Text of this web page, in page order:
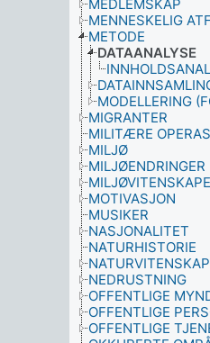
MEDLEMSKAP
MENNESKELIG
METODE
DATAANALYSE
MODELLERING
MIGRANTER
MILITÆRE
MILJØ
MILJØENDRINGER
MOTIVASJON
MUSIKER
NASJONALITET
NATURHISTORIE
NEDRUSTNING
OFFENTLIGE
OFFENTLIGE
OFFENTLIGE